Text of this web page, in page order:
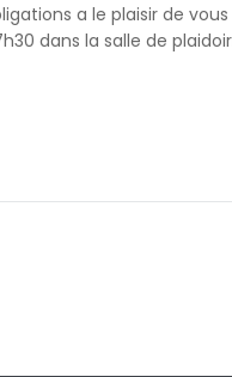
a le plaisir de
dans la salle de